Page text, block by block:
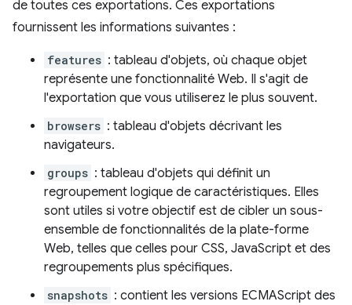
de toutes ces exportations. Ces exportations
fournissent les informations suivantes :
features : tableau d'objets, où chaque objet
représente une fonctionnalité Web. Il s'agit de
l'exportation que vous utiliserez le plus souvent.
browsers : tableau d'objets décrivant les
navigateurs.
groups : tableau d'objets qui définit un
regroupement logique de caractéristiques. Elles
sont utiles si votre objectif est de cibler un sous-
ensemble de fonctionnalités de la plate-forme
Web, telles que celles pour CSS, JavaScript et des
regroupements plus spécifiques.
snapshots : contient les versions ECMAScript des